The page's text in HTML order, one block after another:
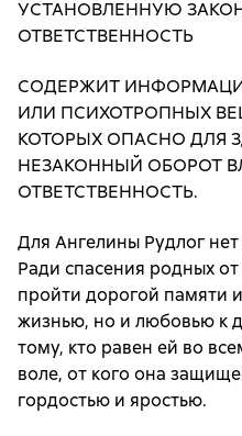
УСТАНОВЛЕННУЮ
ОТВЕТСТВЕННОСТЬ
СОДЕРЖИТ
ИЛИ ПСИХОТРОПНЫХ
КОТОРЫХ ОПАСНО ДЛЯ
НЕЗАКОННЫЙ ОБОРОТ
ОТВЕТСТВЕННОСТЬ.
Для Ангелины Рудлог
Ради спасения родных
пройти дорогой памяти
жизнью, но и любовью к
тому, кто равен ей во
воле, от кого она
гордостью и яростью.